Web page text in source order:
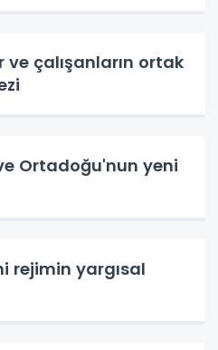
ve çalışanların ortak
Ortadoğu'nun yeni
rejimin yargısal